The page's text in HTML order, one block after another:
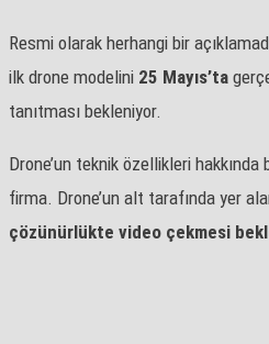
Resmi olarak herhangi bir
ilk drone modelini 25 Mayıs’ta
tanıtması bekleniyor.
Drone’un teknik özellikleri hakkında
firma. Drone’un alt tarafında yer
çözünürlükte video çekmesi